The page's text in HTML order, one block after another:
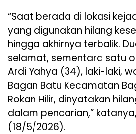
“Saat berada di lokasi
yang digunakan hilang
hingga akhirnya terbalik.
selamat, sementara satu
Ardi Yahya (34), laki-laki,
Bagan Batu Kecamatan
Rokan Hilir, dinyatakan
dalam pencarian,”
(18/5/2026).